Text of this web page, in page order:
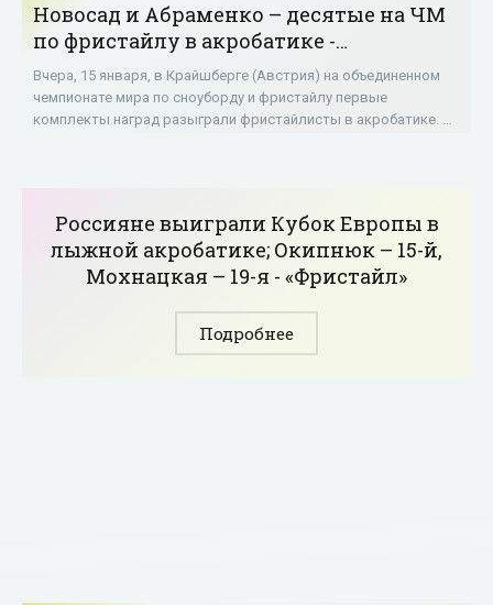
Новосад и Абраменко – десятые на ЧМ
по фристайлу в акробатике -
«Фристайл»
Вчера, 15 января, в Крайшберге (Австрия) на объединенном
чемпионате мира по сноуборду и фристайлу первые
комплекты наград разыграли фристайлисты в акробатике. В
Россияне выиграли Кубок Европы в
лыжной акробатике; Окипнюк – 15-й,
Мохнацкая – 19-я - «Фристайл»
Подробнее